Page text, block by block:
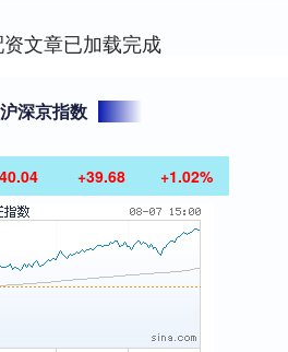
文章已加载完成
沪深京指数
+39.68 +1.02%